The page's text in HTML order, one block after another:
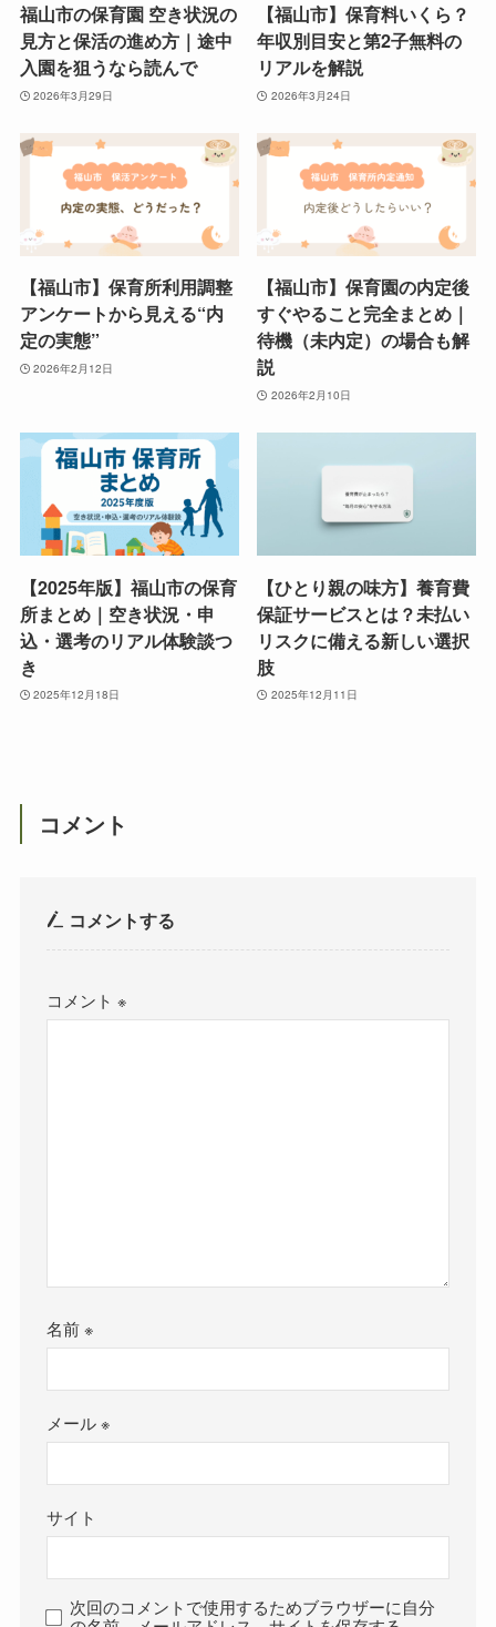
福山市の保育園 空き状況の
見方と保活の進め方｜途中
入園を狙うなら読んで
2026年3月29日
【福山市】保育料いくら？
年収別目安と第2子無料の
リアルを解説
2026年3月24日
【福山市】保育所利用調整
アンケートから見える“内
定の実態”
2026年2月12日
【福山市】保育園の内定後
すぐやること完全まとめ｜
待機（未内定）の場合も解
説
2026年2月10日
【2025年版】福山市の保育
所まとめ｜空き状況・申
込・選考のリアル体験談つ
き
2025年12月18日
【ひとり親の味方】養育費
保証サービスとは？未払い
リスクに備える新しい選択
肢
2025年12月11日
コメント
コメントする
コメント※
名前※
メール※
サイト
次回のコメントで使用するためブラウザーに自分